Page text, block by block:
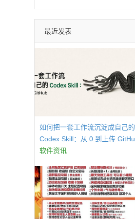
最近发表
如何把一套工作流沉淀成自己的
Codex Skill：从 0 到上传 GitHu
b
软件资讯